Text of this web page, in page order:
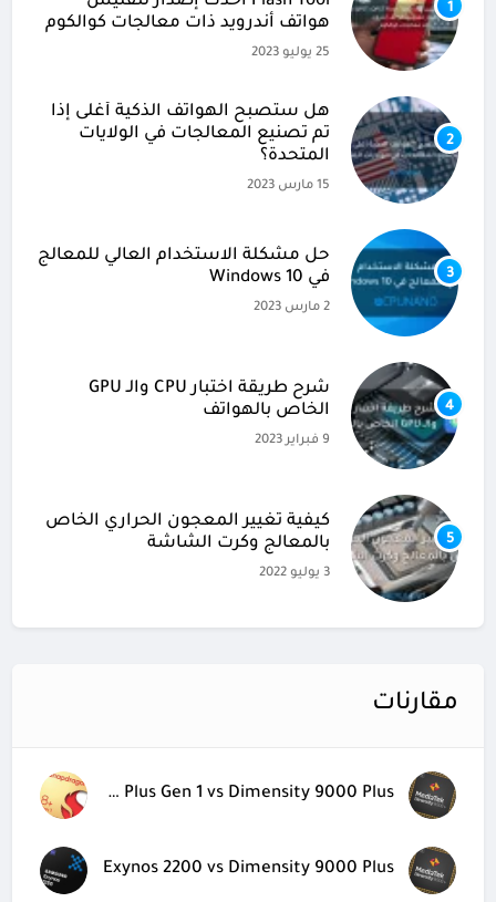
1
هواتف أندرويد ذات معالجات كوالكوم
25 يوليو 2023
2
هل ستصبح الهواتف الذكية أغلى إذا
تم تصنيع المعالجات في الولايات
المتحدة؟
15 مارس 2023
3
حل مشكلة الاستخدام العالي للمعالج
في Windows 10
2 مارس 2023
4
شرح طريقة اختبار CPU والـ GPU
الخاص بالهواتف
9 فبراير 2023
5
كيفية تغيير المعجون الحراري الخاص
بالمعالج وكرت الشاشة
3 يوليو 2022
مقارنات
Snapdragon 8 Plus Gen 1 vs Dimensity 9000 Plus
Exynos 2200 vs Dimensity 9000 Plus